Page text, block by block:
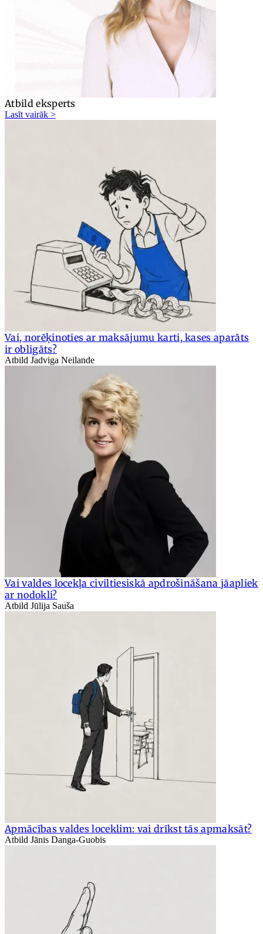
Atbild eksperts
Lasīt vairāk >
Vai, norēķinoties ar maksājumu karti, kases aparāts
ir obligāts?
Atbild Jadviga Neilande
Vai valdes locekļa civiltiesiskā apdrošināšana jāapliek
ar nodokli?
Atbild Jūlija Sauša
Apmācības valdes loceklim: vai drīkst tās apmaksāt?
Atbild Jānis Danga-Guobis